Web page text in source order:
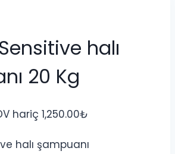
halı
20 Kg
hariç 1,250.00₺
halı şampuanı